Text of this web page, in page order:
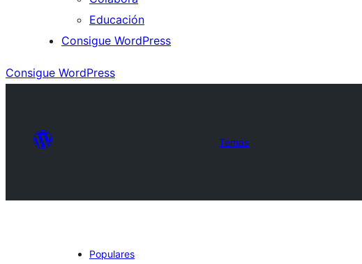
Educación
Consigue WordPress
Consigue WordPress
Temas
Populares